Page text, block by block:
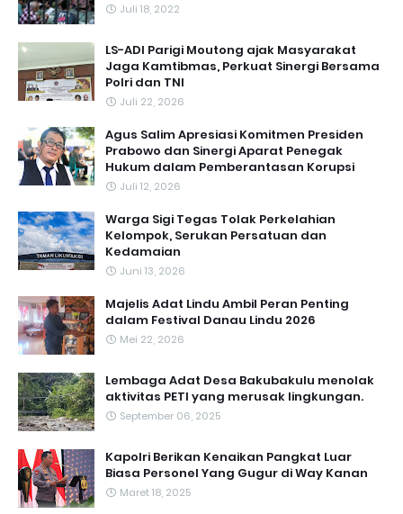
Juli 18, 2022
LS-ADI Parigi Moutong ajak Masyarakat
Jaga Kamtibmas, Perkuat Sinergi Bersama
Polri dan TNI
Juli 22, 2026
Agus Salim Apresiasi Komitmen Presiden
Prabowo dan Sinergi Aparat Penegak
Hukum dalam Pemberantasan Korupsi
Juli 12, 2026
Warga Sigi Tegas Tolak Perkelahian
Kelompok, Serukan Persatuan dan
Kedamaian
Juni 13, 2026
Majelis Adat Lindu Ambil Peran Penting
dalam Festival Danau Lindu 2026
Mei 22, 2026
Lembaga Adat Desa Bakubakulu menolak
aktivitas PETI yang merusak lingkungan.
September 06, 2025
Kapolri Berikan Kenaikan Pangkat Luar
Biasa Personel Yang Gugur di Way Kanan
Maret 18, 2025